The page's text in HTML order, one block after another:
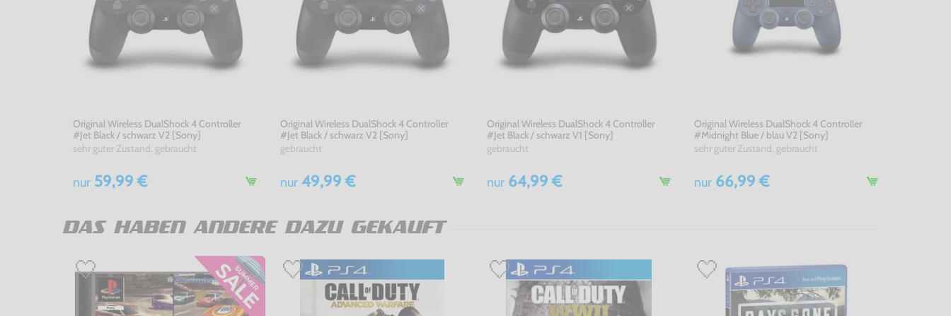
Original Wireless DualShock 4 Controller
#Jet Black / schwarz V2 [Sony]
sehr guter Zustand, gebraucht
nur 59,99 €
Original Wireless DualShock 4 Controller
#Jet Black / schwarz V2 [Sony]
gebraucht
nur49,99 €
Original Wireless DualShock 4 Controller
#Jet Black / schwarz V1 [Sony]
gebraucht
nur 64,99 €
Original Wireless DualShock 4 Controller
#Midnight Blue / blau V2 [Sony]
sehr guter Zustand, gebraucht
nur66,99 €
DAS HABEN ANDERE DAZU GEKAUFT